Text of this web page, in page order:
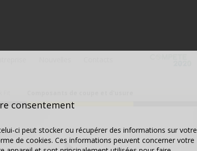
consentement
ci peut stocker ou récupérer des informations sur votre
de cookies. Ces informations peuvent concerner votre